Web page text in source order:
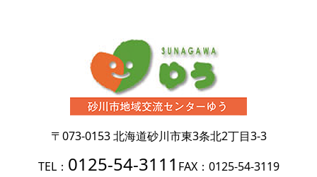
〒073-0153北海道砂川市東3条北2丁目3-3
TEL： 0125-54-3111 FAX：0125-54-3119